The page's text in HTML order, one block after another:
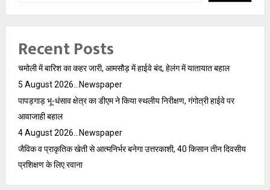
Recent Posts
चमोली में बारिश का कहर जारी, आमसौड़ में हाईवे बंद, हेलंग में यातायात बहाल
5 August 2026…Newspaper
पापड़गाड़ भू-धंसाव क्षेत्र का डीएम ने किया स्थलीय निरीक्षण, गंगोत्री हाईवे पर
आवाजाही बहाल
4 August 2026…Newspaper
जैविक व प्राकृतिक खेती से आत्मनिर्भर बनेगा उत्तरकाशी, 40 किसान तीन दिवसीय
प्रशिक्षण के लिए रवाना